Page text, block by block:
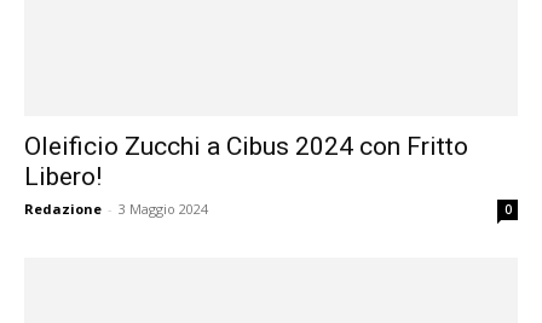
Oleificio Zucchi a Cibus 2024 con Fritto
Libero!
Redazione - 3 Maggio 2024 0